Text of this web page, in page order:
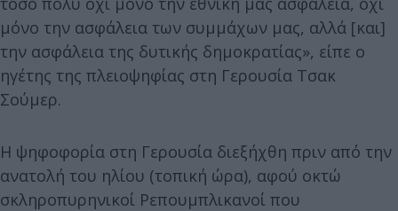
μόνο την ασφάλεια των συμμάχων μας, αλλά [και]
την ασφάλεια της δυτικής δημοκρατίας», είπε ο
ηγέτης της πλειοψηφίας στη Γερουσία Τσακ
Σούμερ.
Η ψηφοφορία στη Γερουσία διεξήχθη πριν από την
ανατολή του ηλίου (τοπική ώρα), αφού οκτώ
σκληροπυρηνικοί Ρεπουμπλικανοί που